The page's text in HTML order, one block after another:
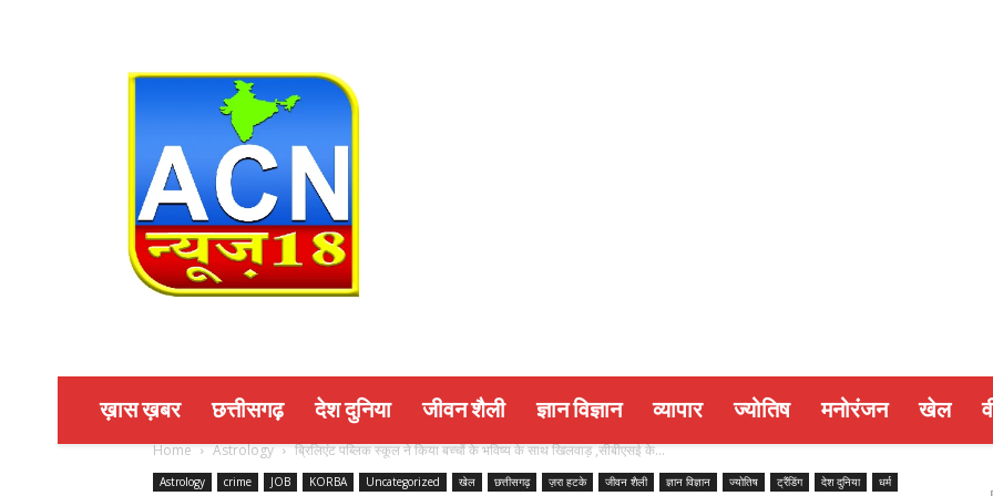
ख़ास ख़बर छत्तीसगढ़ देश दुनिया जीवन शैली ज्ञान विज्ञान व्यापार ज्योतिष मनोरंजन खेल
Home Astrology ब्रिलिएंट पब्लिक स्कूल ने किया बच्चों के भविष्य के साथ खिलवाड़ ,सीबीएसई के...
Astrology crime JOB KORBA Uncategorized खेल छत्तीसगढ़ ज़रा हटके जीवन शैली ज्ञान विज्ञान ज्योतिष ट्रैंडिंग देश दुनिया
धर्म